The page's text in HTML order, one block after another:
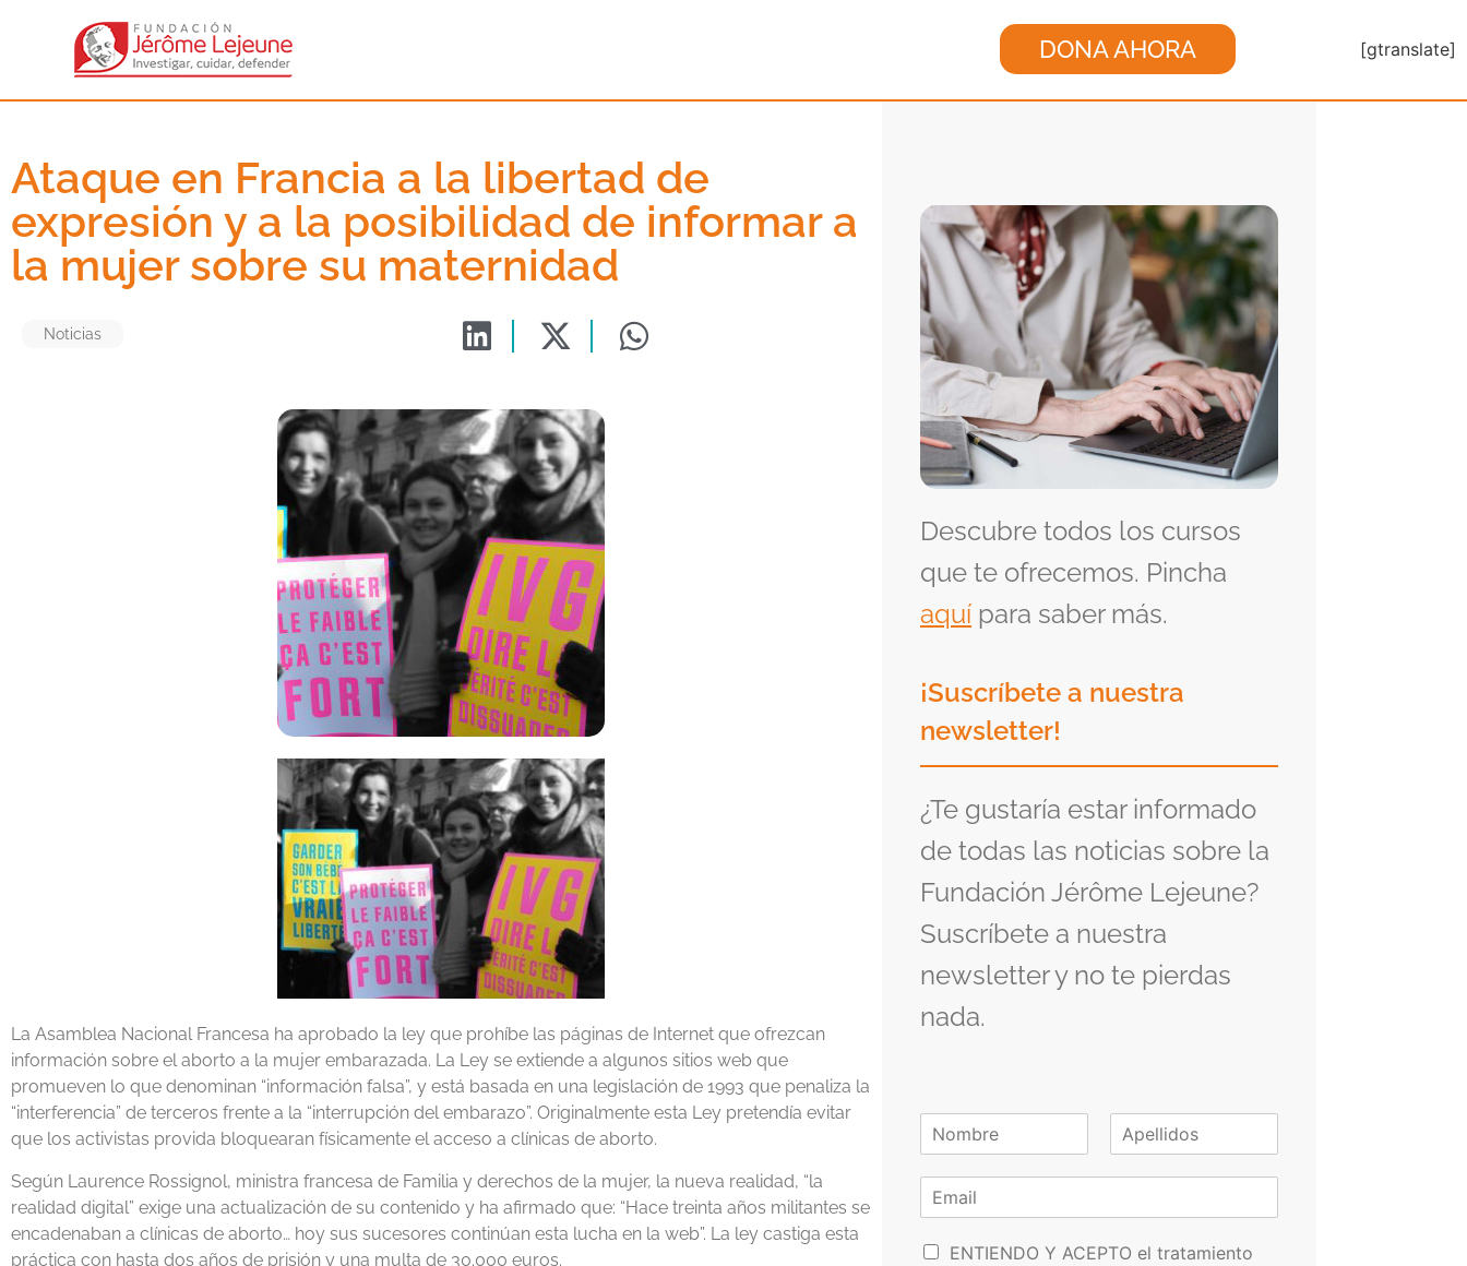
DONA AHORA [gtranslate]
Ataque en Francia a la libertad de
expresión y a la posibilidad de informar a
la mujer sobre su maternidad
Noticias
La Asamblea Nacional Francesa ha aprobado la ley que prohíbe las páginas de Internet que ofrezcan
información sobre el aborto a la mujer embarazada. La Ley se extiende a algunos sitios web que
promueven lo que denominan “información falsa”, y está basada en una legislación de 1993 que penaliza la
“interferencia” de terceros frente a la “interrupción del embarazo”. Originalmente esta Ley pretendía evitar
que los activistas provida bloquearan físicamente el acceso a clínicas de aborto.
Según Laurence Rossignol, ministra francesa de Familia y derechos de la mujer, la nueva realidad, “la
realidad digital” exige una actualización de su contenido y ha afirmado que: “Hace treinta años militantes se
encadenaban a clínicas de aborto… hoy sus sucesores continúan esta lucha en la web”. La ley castiga esta
práctica con hasta dos años de prisión y una multa de 30.000 euros.
Descubre todos los cursos
que te ofrecemos. Pincha
aquí para saber más.
¡Suscríbete a nuestra
newsletter!
¿Te gustaría estar informado
de todas las noticias sobre la
Fundación Jérôme Lejeune?
Suscríbete a nuestra
newsletter y no te pierdas
nada.
*
o
b
e
p
l
i
rP
ENTIENDO Y ACEPTO el tratamiento